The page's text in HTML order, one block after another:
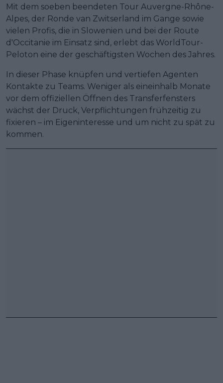
Mit dem soeben beendeten Tour Auvergne-Rhône-
Alpes, der Ronde van Zwitserland im Gange sowie
vielen Profis, die in Slowenien und bei der Route
d'Occitanie im Einsatz sind, erlebt das WorldTour-
Peloton eine der geschäftigsten Wochen des Jahres.
In dieser Phase knüpfen und vertiefen Agenten
Kontakte zu Teams. Weniger als eineinhalb Monate
vor dem offiziellen Öffnen des Transferfensters
wächst der Druck, Verpflichtungen frühzeitig zu
fixieren – im Eigeninteresse und um nicht zu spät zu
kommen.